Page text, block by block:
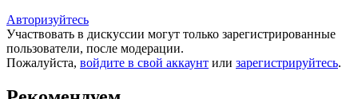
Авторизуйтесь
Участвовать в дискуссии могут только зарегистрированные
пользователи, после модерации.
Пожалуйста, войдите в свой аккаунт или зарегистрируйтесь.